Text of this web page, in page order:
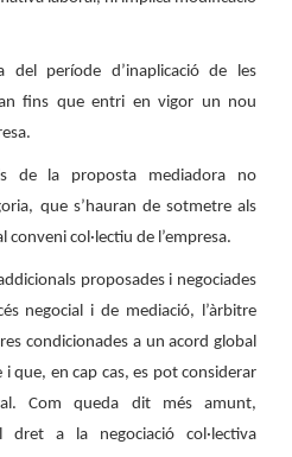
període d’inaplicació de les
fins que entri en vigor un nou
de la proposta mediadora no
que s’hauran de sotmetre als
col·lectiu de l’empresa.
proposades i negociades
negocial i de mediació, l’àrbitre
condicionades a un acord global
que, en cap cas, es pot considerar
Com queda dit més amunt,
dret a la negociació col·lectiva